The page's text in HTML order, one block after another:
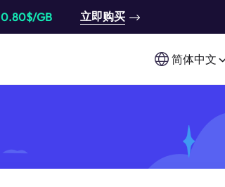
0.80$/GB 立即购买
简体中文